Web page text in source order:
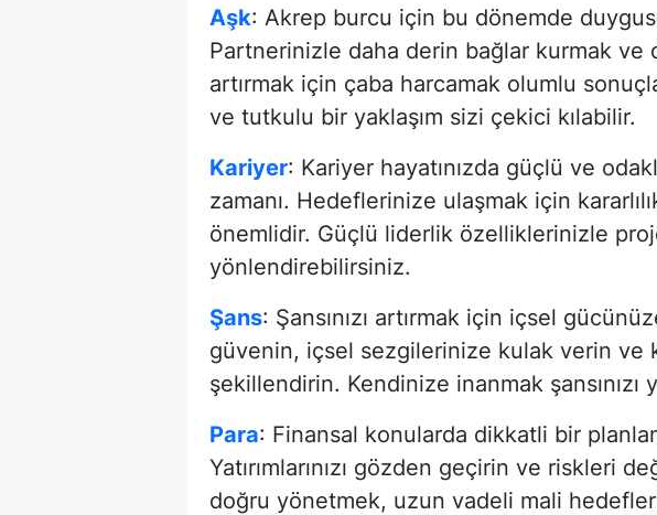
Aşk: Akrep burcu için bu dönemde
Partnerinizle daha derin bağlar kurmak ve
artırmak için çaba harcamak olumlu
ve tutkulu bir yaklaşım sizi çekici kılabilir.
Kariyer: Kariyer hayatınızda güçlü ve
zamanı. Hedeflerinize ulaşmak için
önemlidir. Güçlü liderlik özelliklerinizle
yönlendirebilirsiniz.
Şans: Şansınızı artırmak için içsel
güvenin, içsel sezgilerinize kulak verin ve
şekillendirin. Kendinize inanmak şansınızı
Para: Finansal konularda dikkatli bir
Yatırımlarınızı gözden geçirin ve riskleri
doğru yönetmek, uzun vadeli mali